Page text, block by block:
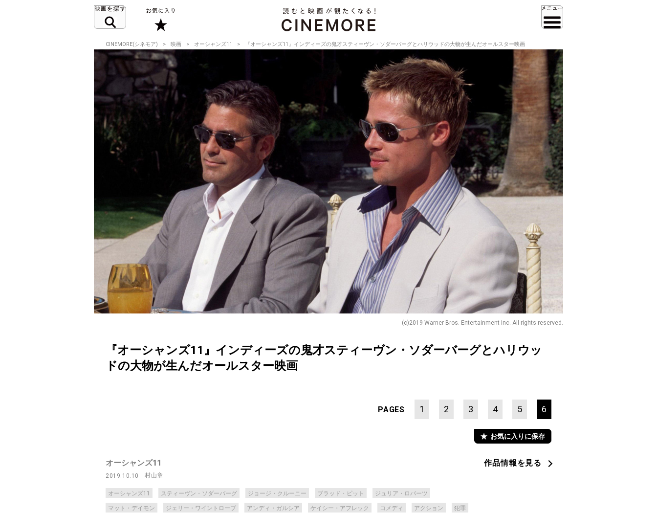
CINEMORE(シネモア) 映画 オーシャンズ11 『オーシャンズ11』インディーズの鬼才スティーヴン・ソダーバーグとハリウッドの大物が生んだオールスター映画
(c)2019 Warner Bros. Entertainment Inc. All rights reserved.
『オーシャンズ11』インディーズの鬼才スティーヴン・ソダーバーグとハリウッ
ドの大物が生んだオールスター映画
PAGES 1 2 3 4 5 6
お気に入りに保存
オーシャンズ11
2019.10.10 村山章
オーシャンズ11 スティーヴン・ソダーバーグ ジョージ・クルーニー ブラッド・ピット ジュリア・ロバーツ
マット・デイモン ジェリー・ワイントローブ アンディ・ガルシア ケイシー・アフレック コメディ アクション 犯罪
作品情報を見る